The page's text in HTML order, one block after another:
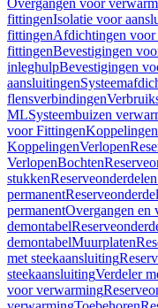
Overgangen voor
fittingenIsolatie voor
fittingenAfdichtingen voor
fittingenBevestigingen
inleghulpBevestigingen
aansluitingen
flensverbindingen
MLSysteembuizen
voor FittingenKoppelingen
KoppelingenVerlopen
VerlopenBochten
stukken
permanent
permanentOvergangen en
demontabel
demontabelMuurplaten
met steekaansluiting
steekaansluitingVerdeler
voor verwarming